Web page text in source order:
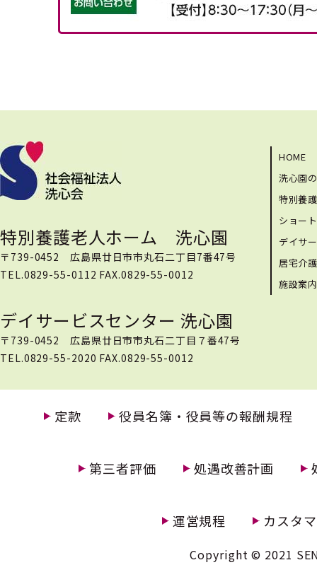
特別養護老人ホーム 洗心園
〒739-0452 広島県廿日市市丸石二丁目7番47号
TEL.0829-55-0112 FAX.0829-55-0012
デイサービスセンター 洗心園
〒739-0452 広島県廿日市市丸石二丁目７番47号
TEL.0829-55-2020 FAX.0829-55-0012
HOME
洗心園
特別養
ショー
デイサ
居宅介
施設案
定款 役員名簿・役員等の報酬規程
第三者評価 処遇改善計画
運営規程 カスタ
Copyright © 2021